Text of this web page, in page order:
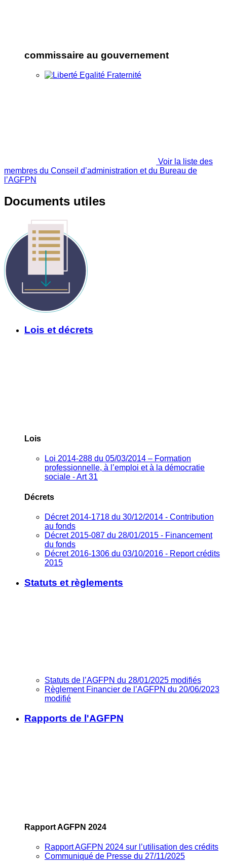
commissaire au gouvernement
Voir la liste des
membres du Conseil d’administration et du Bureau de
l’AGFPN
Documents utiles
Lois et décrets
Lois
Loi 2014-288 du 05/03/2014 – Formation
professionnelle, à l’emploi et à la démocratie
sociale - Art 31
Décrets
Décret 2014-1718 du 30/12/2014 - Contribution
au fonds
Décret 2015-087 du 28/01/2015 - Financement
du fonds
Décret 2016-1306 du 03/10/2016 - Report crédits
2015
Statuts et règlements
Statuts de l’AGFPN du 28/01/2025 modifiés
Règlement Financier de l’AGFPN du 20/06/2023
modifié
Rapports de l'AGFPN
Rapport AGFPN 2024
Rapport AGFPN 2024 sur l’utilisation des crédits
Communiqué de Presse du 27/11/2025